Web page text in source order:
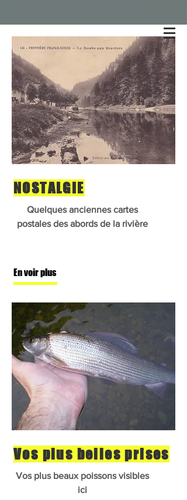
NOSTALGIE
Quelques anciennes cartes
postales des abords de la rivière
En voir plus
Vos plus belles prises
Vos plus beaux poissons visibles
ici